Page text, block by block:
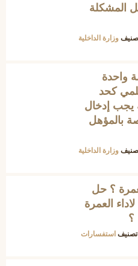
المشكلة
وزارة الداخلية
واحدة
كحد
يجب إدخال
بالمؤهل
وزارة الداخلية
؟ حل
العمرة
؟
استفسارات